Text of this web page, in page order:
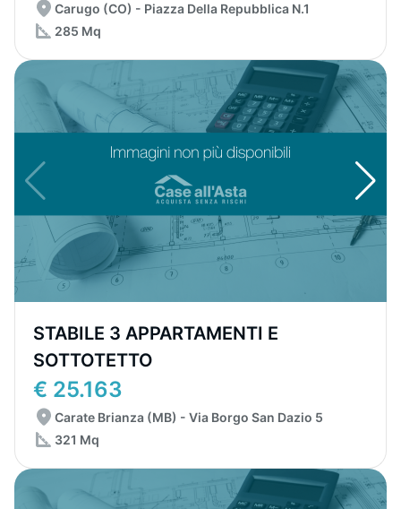
Carugo (CO) - Piazza Della Repubblica N.1
285 Mq
STABILE 3 APPARTAMENTI E
SOTTOTETTO
€ 25.163
Carate Brianza (MB) - Via Borgo San Dazio 5
321 Mq